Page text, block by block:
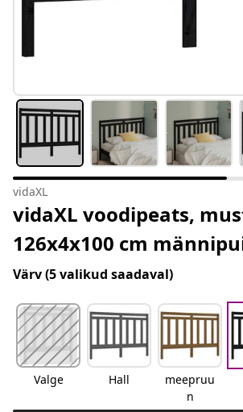
vidaXL
vidaXL voodipeats,
126x4x100 cm
Värv(5 valikud saadaval)
Valge Hall
meepruu
n